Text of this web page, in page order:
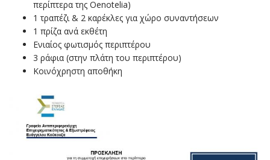
περίπτερα της Oenotelia)
1 τραπέζι & 2 καρέκλες για χώρο συναντήσεων
1 πρίζα ανά εκθέτη
Ενιαίος φωτισμός περιπτέρου
3 ράφια (στην πλάτη του περιπτέρου)
Κοινόχρηστη αποθήκη